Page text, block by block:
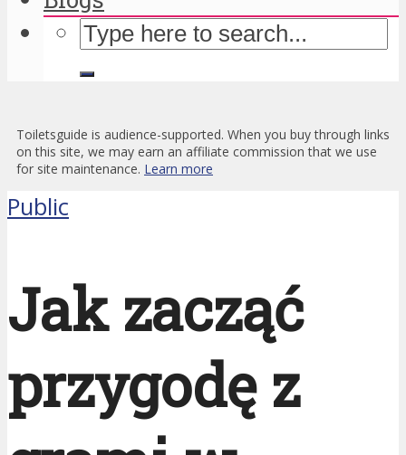
Toiletsguide is audience-supported. When you buy through links
on this site, we may earn an affiliate commission that we use
for site maintenance. Learn more
Public
Jak zacząć
przygodę z